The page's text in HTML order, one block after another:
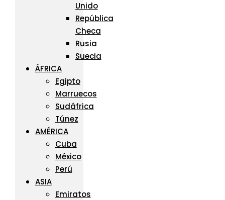
Unido
República
Checa
Rusia
Suecia
ÁFRICA
Egipto
Marruecos
Sudáfrica
Túnez
AMÉRICA
Cuba
México
Perú
ASIA
Emiratos